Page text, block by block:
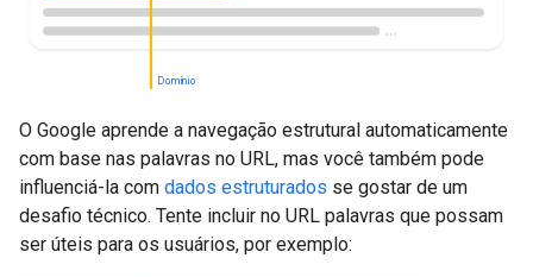
Domínio
O Google aprende a navegação estrutural automaticamente
com base nas palavras no URL, mas você também pode
influenciá-la com dados estruturados se gostar de um
desafio técnico. Tente incluir no URL palavras que possam
ser úteis para os usuários, por exemplo: